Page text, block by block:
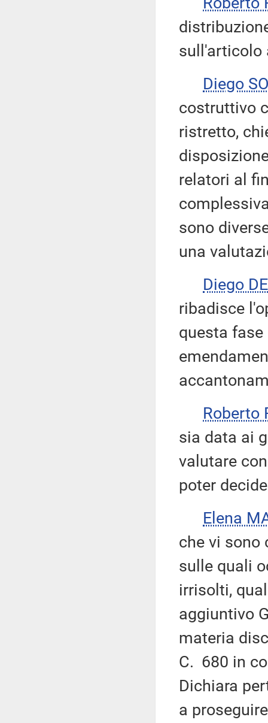
sull'articolo
Diego
costruttivo
ristretto,
relatori al
sono
una
Diego
ribadisce
questa
Roberto
sia data ai
valutare
poter
Elena
che vi sono
sulle quali
irrisolti,
aggiuntivo
materia
C. 680 in
Dichiara
a